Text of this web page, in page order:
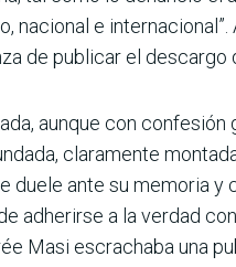
nacional e
de publicar el descargo
aun­que con confesión
cla­ramente
ante su memoria y
adherirse a la verdad
Masi escrachaba una